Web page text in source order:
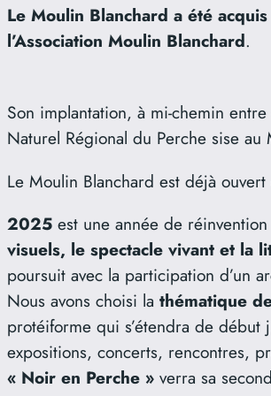
Le Moulin Blanchard a été
l’Association Moulin Blanchard.
Son implantation, à mi-chemin
Naturel Régional du Perche sise
Le Moulin Blanchard est déjà
2025 est une année de
visuels, le spectacle vivant et la
poursuit avec la participation d’un
Nous avons choisi la thématique
protéiforme qui s’étendra de
expositions, concerts, rencontres,
« Noir en Perche » verra sa